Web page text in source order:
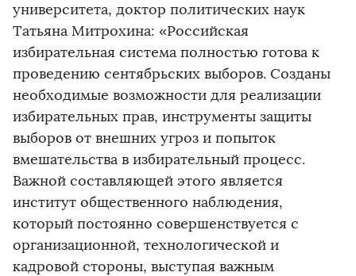
университета, доктор политических наук
Татьяна Митрохина: «Российская
избирательная система полностью готова к
проведению сентябрьских выборов. Созданы
необходимые возможности для реализации
избирательных прав, инструменты защиты
выборов от внешних угроз и попыток
вмешательства в избирательный процесс.
Важной составляющей этого является
институт общественного наблюдения,
который постоянно совершенствуется с
организационной, технологической и
кадровой стороны, выступая важным